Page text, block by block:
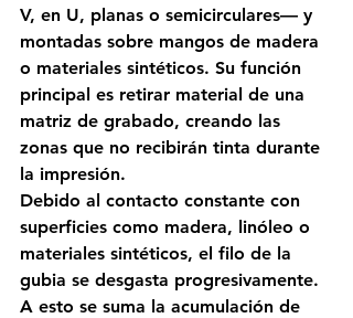
V, en U, planas o semicirculares— y
montadas sobre mangos de madera
o materiales sintéticos. Su función
principal es retirar material de una
matriz de grabado, creando las
zonas que no recibirán tinta durante
la impresión.
Debido al contacto constante con
superficies como madera, linóleo o
materiales sintéticos, el filo de la
gubia se desgasta progresivamente.
A esto se suma la acumulación de